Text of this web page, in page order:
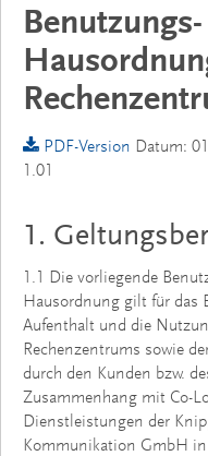
PDF-Version Datum:
1.01
1.
1.1 Die vorliegende
Hausordnung gilt für das
Aufenthalt und die
Rechenzentrums sowie
durch den Kunden bzw.
Zusammenhang mit Co-
Dienstleistungen der
Kommunikation GmbH